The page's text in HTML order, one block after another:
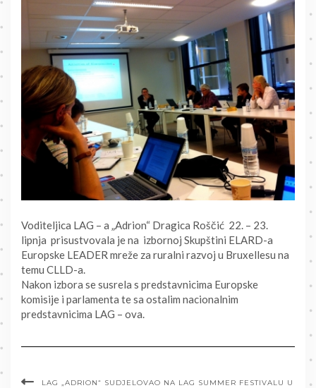
Voditeljica LAG – a „Adrion“ Dragica Roščić 22. – 23.
lipnja prisustvovala je na izbornoj Skupštini ELARD-a
Europske LEADER mreže za ruralni razvoj u Bruxellesu na
temu CLLD-a.
Nakon izbora se susrela s predstavnicima Europske
komisije i parlamenta te sa ostalim nacionalnim
predstavnicima LAG – ova.
LAG „ADRION“ SUDJELOVAO NA LAG SUMMER FESTIVALU U